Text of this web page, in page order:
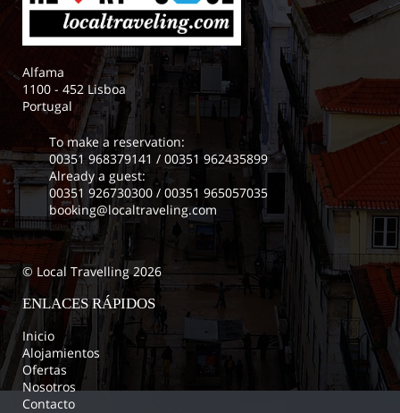
Alfama
1100 - 452 Lisboa
Portugal
To make a reservation:
00351 968379141 / 00351 962435899
Already a guest:
00351 926730300 / 00351 965057035
booking@localtraveling.com
© Local Travelling 2026
ENLACES RÁPIDOS
Inicio
Alojamientos
Ofertas
Nosotros
Contacto